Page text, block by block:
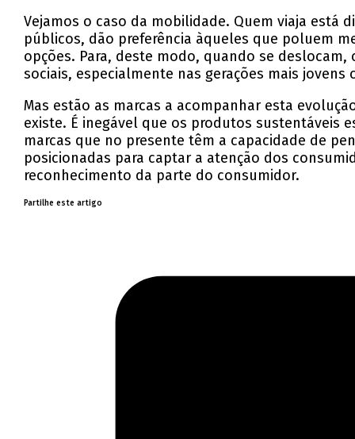
Vejamos o caso da mobilidade. Quem viaja está
públicos, dão preferência àqueles que poluem
opções. Para, deste modo, quando se
sociais, especialmente nas gerações mais
Mas estão as marcas a acompanhar esta
existe. É inegável que os produtos sustentáveis
marcas que no presente têm a capacidade de
posicionadas para captar a atenção dos
reconhecimento da parte do consumidor.
Partilhe este artigo